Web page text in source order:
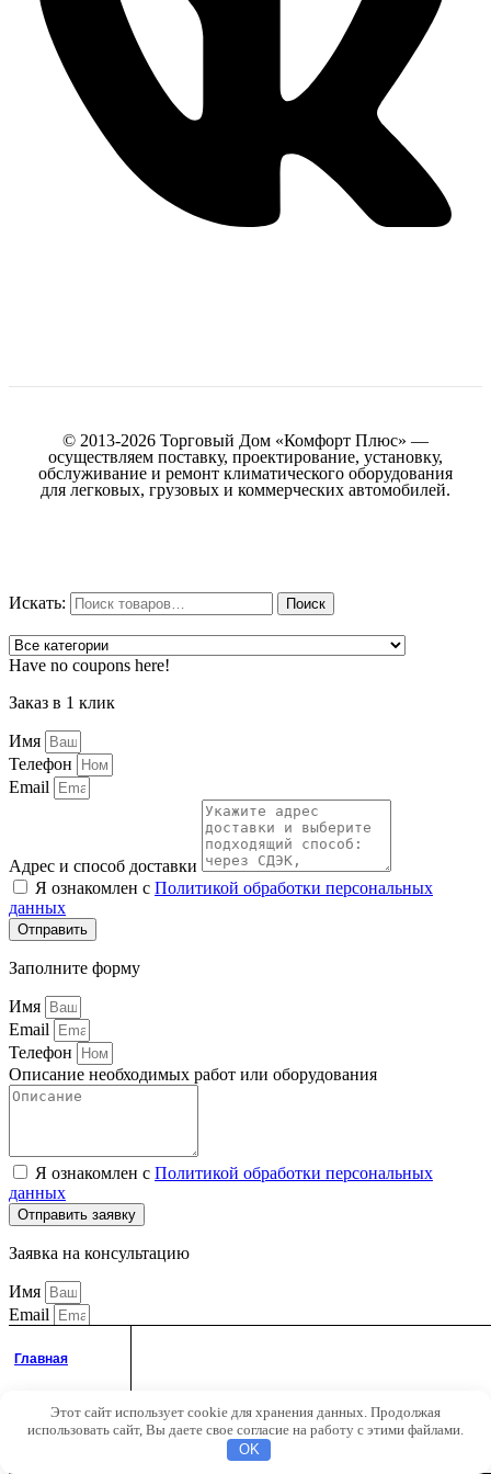
Главная
Аккаунт
Поиск
© 2013-2026 Торговый Дом «Комфорт Плюс» —
осуществляем поставку, проектирование, установку,
обслуживание и ремонт климатического оборудования
для легковых, грузовых и коммерческих автомобилей.
Искать: Поиск
Have no coupons here!
Заказ в 1 клик
Имя
Телефон
Email
Адрес и способ доставки
Я ознакомлен с Политикой обработки персональных
данных
Отправить
Заполните форму
Имя
Email
Телефон
Описание необходимых работ или оборудования
Я ознакомлен с Политикой обработки персональных
данных
Отправить заявку
Заявка на консультацию
Имя
Email
Ваш комментарий
Я ознакомлен сПолитикой обработки персональных
Этот сайт использует cookie для хранения данных. Продолжая
использовать сайт, Вы даете свое согласие на работу с этими файлами.
OK